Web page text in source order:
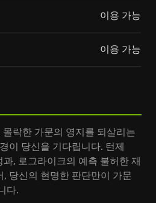
락한 가문의 영지를 되살리는
이 당신을 기다립니다. 턴제
과, 로그라이크의 예측 불허한 재
당신의 현명한 판단만이 가문
다.
이용 가능
이용 가능